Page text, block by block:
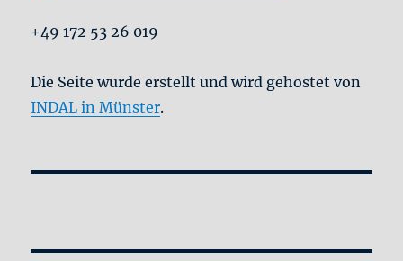
+49 172 53 26 019
Die Seite wurde erstellt und wird gehostet von
INDAL in Münster.